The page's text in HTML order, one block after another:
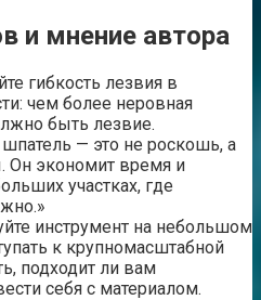
и мнение автора
гибкость лезвия в
чем более неровная
быть лезвие.
— это не роскошь, а
Он экономит время и
участках, где
инструмент на небольшом
к крупномасштабной
подходит ли вам
себя с материалом.